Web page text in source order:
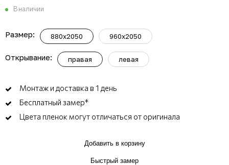
В наличии
Размер: 880x2050 960x2050
Открывание: правая левая
Монтаж и доставка в 1 день
Бесплатный замер*
Цвета пленок могут отличаться от оригинала
Добавить в корзину
Быстрый замер